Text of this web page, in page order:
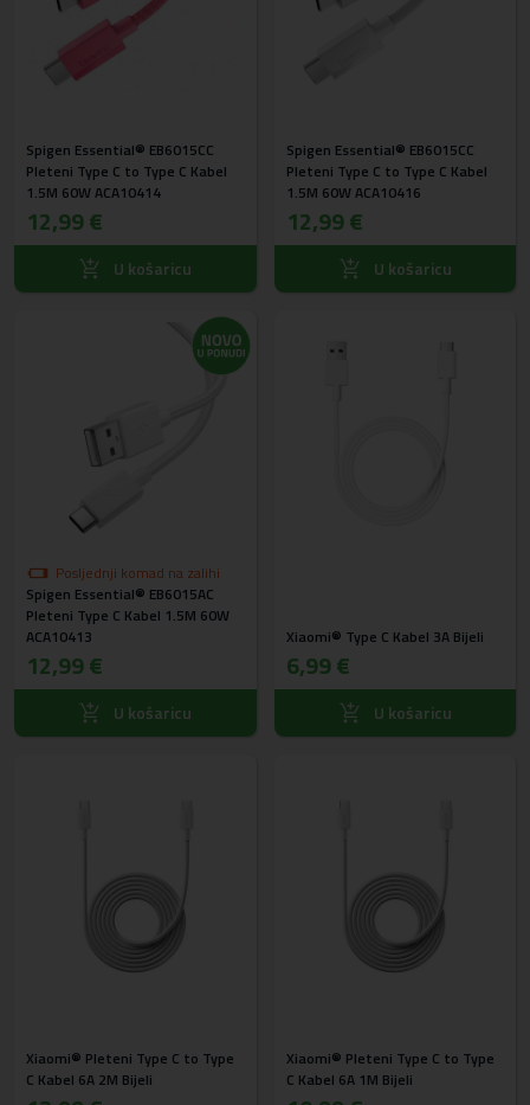
Spigen Essential® EB6015CC
Pleteni Type C to Type C Kabel
1.5M 60W ACA10414
12,99 €
U košaricu
Spigen Essential® EB6015CC
Pleteni Type C to Type C Kabel
1.5M 60W ACA10416
12,99 €
U košaricu
Posljednji komad na zalihi
Spigen Essential® EB6015AC
Pleteni Type C Kabel 1.5M 60W
ACA10413
12,99 €
U košaricu
Xiaomi® Type C Kabel 3A Bijeli
6,99 €
U košaricu
Xiaomi® Pleteni Type C to Type
C Kabel 6A 2M Bijeli
Xiaomi® Pleteni Type C to Type
C Kabel 6A 1M Bijeli